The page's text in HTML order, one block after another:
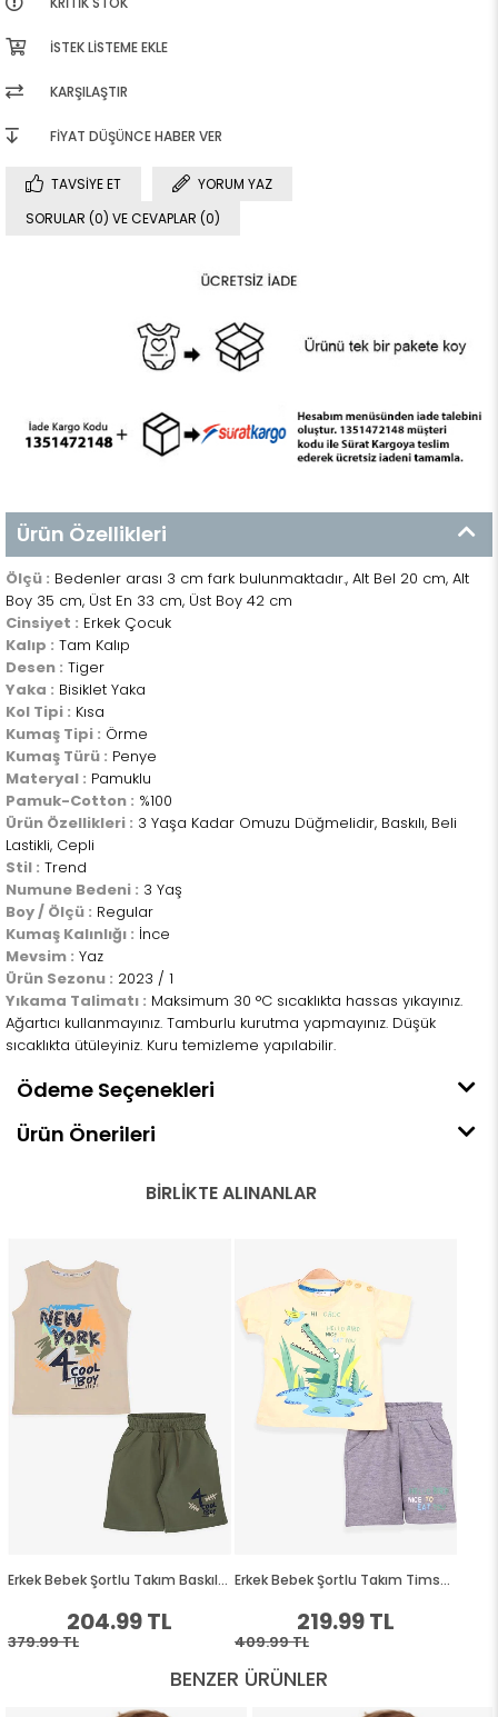
İSTEK LISTEME EKLE
KARŞILAŞTIR
FIYAT DÜŞÜNCE HABER VER
TAVSIYE ET
YORUM YAZ
SORULAR (0) VE CEVAPLAR (0)
Ürün Özellikleri
Ölçü : Bedenler arası 3 cm fark bulunmaktadır., Alt Bel 20 cm, Alt
Boy 35 cm, Üst En 33 cm, Üst Boy 42 cm
Cinsiyet : Erkek Çocuk
Kalıp : Tam Kalıp
Desen : Tiger
Yaka : Bisiklet Yaka
Kol Tipi : Kısa
Kumaş Tipi : Örme
Kumaş Türü : Penye
Materyal : Pamuklu
Pamuk-Cotton : %100
Ürün Özellikleri : 3 Yaşa Kadar Omuzu Düğmelidir, Baskılı, Beli
Lastikli, Cepli
Stil : Trend
Numune Bedeni : 3 Yaş
Boy / Ölçü : Regular
Kumaş Kalınlığı : İnce
Mevsim : Yaz
Ürün Sezonu : 2023 / 1
Yıkama Talimatı : Maksimum 30 °C sıcaklıkta hassas yıkayınız.
Ağartıcı kullanmayınız. Tamburlu kurutma yapmayınız. Düşük
sıcaklıkta ütüleyiniz. Kuru temizleme yapılabilir.
Ödeme Seçenekleri
Ürün Önerileri
BENZER ÜRÜNLER